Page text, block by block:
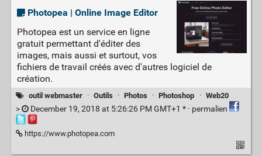
Photopea | Online Image Editor
Photopea est un service en ligne
gratuit permettant d'éditer des
images, mais aussi et surtout, vos
fichiers de travail créés avec d'autres logiciel de
création.
outil webmaster · Outils · Photos · Photoshop · Web20
> December 19, 2018 at 5:26:26 PM GMT+1 * · permalien
https://www.photopea.com